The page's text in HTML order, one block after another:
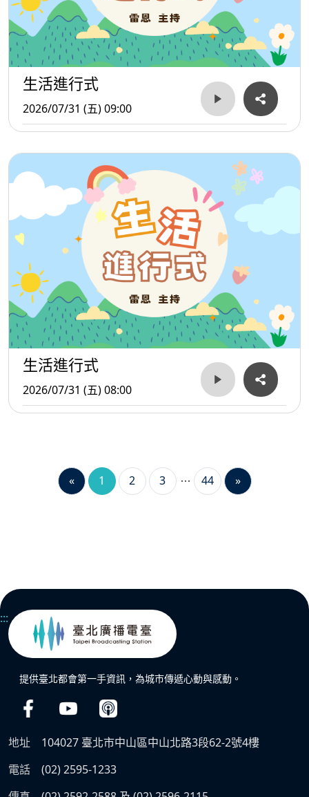
生活進行式
2026/07/31 (五) 09:00
生活進行式
2026/07/31 (五) 08:00
« 1 2 3 44 »
:::
提供臺北都會第一手資訊，為城市傳遞心動與感動。
地址
104027 臺北市中山區中山北路3段62-2號4樓
電話
(02) 2595-1233